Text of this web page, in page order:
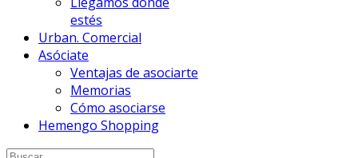
estés
Urban. Comercial
Asóciate
Ventajas de asociarte
Memorias
Cómo asociarse
Hemengo Shopping